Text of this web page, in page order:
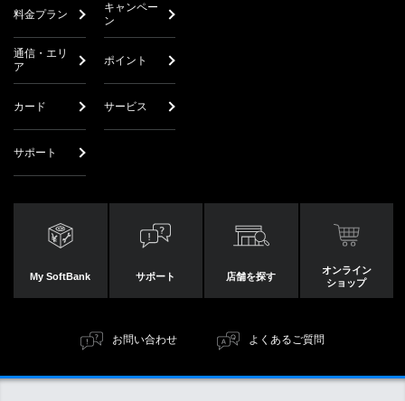
料金プラン
キャンペー
ン
通信・エリ
ア
ポイント
カード サービス
サポート
My SoftBank サポート 店舗を探す
オンライン
ショップ
お問い合わせ よくあるご質問